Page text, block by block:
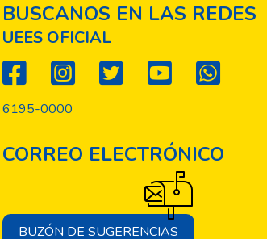
BUSCANOS EN LAS REDES
UEES OFICIAL
6195-0000
CORREO ELECTRÓNICO
BUZÓN DE SUGERENCIAS